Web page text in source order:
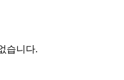
습니다.